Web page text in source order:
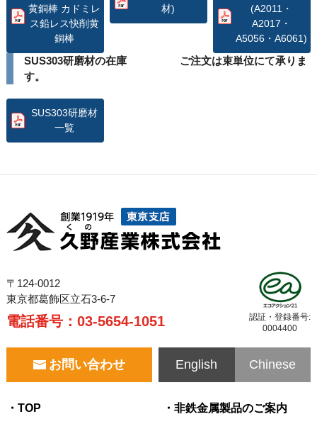
黄銅棒 カドミレ
ス鉛レス快削黄
銅棒
材)
(A2011・
A2017・
A5056・A6061)
SUS303研磨材の在庫 ご注文は束単位にて承りま
す。
SUS303研磨材
一覧
〒124-0012
東京都葛飾区立石3-6-7
電話番号： 03-5654-1051
認証・登録番号:
0004400
お問い合わせ English Chinese
TOP 非鉄金属製品のご案内